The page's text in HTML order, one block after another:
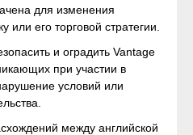
для изменения
или его торговой стратегии.
и оградить Vantage
при участии в
условий или
между английской